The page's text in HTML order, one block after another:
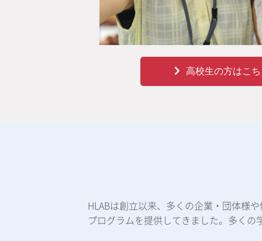
高校生の方はこ
HLABは創立以来、多くの企業・団体様
プログラムを提供してきました。多く